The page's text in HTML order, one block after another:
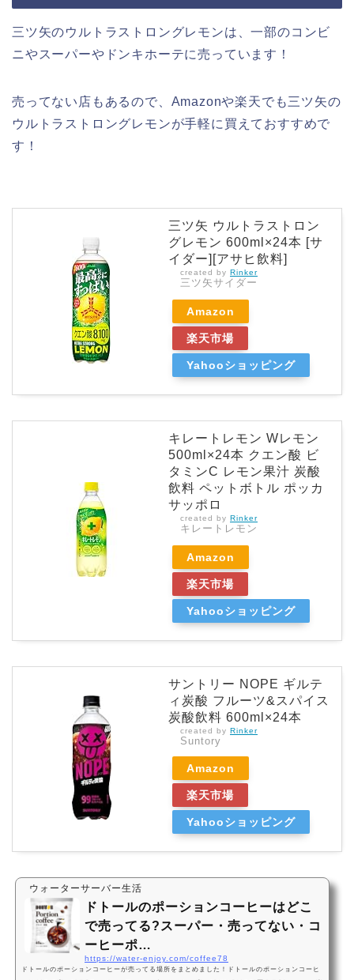
三ツ矢のウルトラストロングレモンは、一部のコンビ
ニやスーパーやドンキホーテに売っています！
売ってない店もあるので、Amazonや楽天でも三ツ矢の
ウルトラストロングレモンが手軽に買えておすすめで
す！
三ツ矢 ウルトラストロン
グレモン 600ml×24本 [サ
イダー][アサヒ飲料]
created by Rinker
三ツ矢サイダー
Amazon
楽天市場
Yahooショッピング
キレートレモン Wレモン
500ml×24本 クエン酸 ビ
タミンC レモン果汁 炭酸
飲料 ペットボトル ポッカ
サッポロ
created by Rinker
キレートレモン
Amazon
楽天市場
Yahooショッピング
サントリー NOPE ギルテ
ィ炭酸 フルーツ&スパイス
炭酸飲料 600ml×24本
created by Rinker
Suntory
Amazon
楽天市場
Yahooショッピング
ウォーターサーバー生活
ドトールのポーションコーヒーはどこ
で売ってる?スーパー・売ってない・コ
ーヒーポ…
https://water-enjoy.com/coffee78
ドトールのポーションコーヒーが売ってる場所をまとめました！ドトールのポーションコーヒ